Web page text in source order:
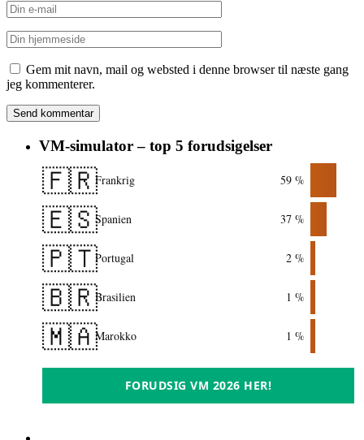
Gem mit navn, mail og websted i denne browser til næste gang
jeg kommenterer.
VM-simulator – top 5 forudsigelser
🇫🇷Frankrig 59 %
🇪🇸Spanien 37 %
🇵🇹Portugal 2 %
🇧🇷Brasilien 1 %
🇲🇦Marokko 1 %
FORUDSIG VM 2026 HER!